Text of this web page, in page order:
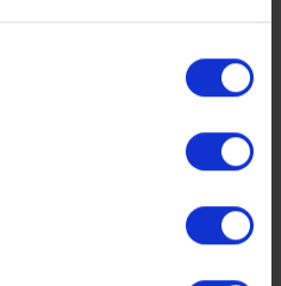
Vitra House Bird
1 890,00 kr